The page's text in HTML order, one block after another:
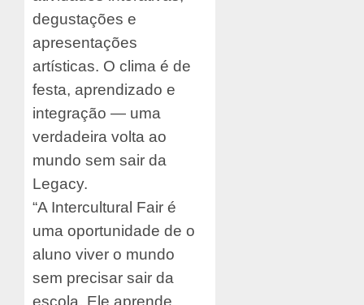
degustações e
apresentações
artísticas. O clima é de
festa, aprendizado e
integração — uma
verdadeira volta ao
mundo sem sair da
Legacy.
“A Intercultural Fair é
uma oportunidade de o
aluno viver o mundo
sem precisar sair da
escola. Ele aprende